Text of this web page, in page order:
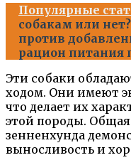
Популярные
собакам или
против
рацион питания
Эти собаки
ходом. Они имеют
что делает их
этой породы.
зенненхунда
выносливость и